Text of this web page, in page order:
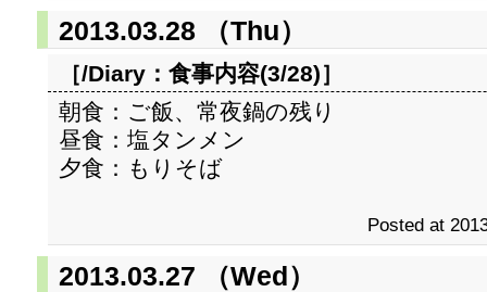
2013.03.28 （Thu）
［/Diary： 食事内容(3/28)］
朝食：ご飯、常夜鍋の残り
昼食：塩タンメン
夕食：もりそば
Posted at
2013.03.27 （Wed）